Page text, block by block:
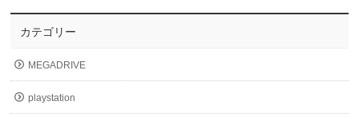
カテゴリー
MEGADRIVE
playstation